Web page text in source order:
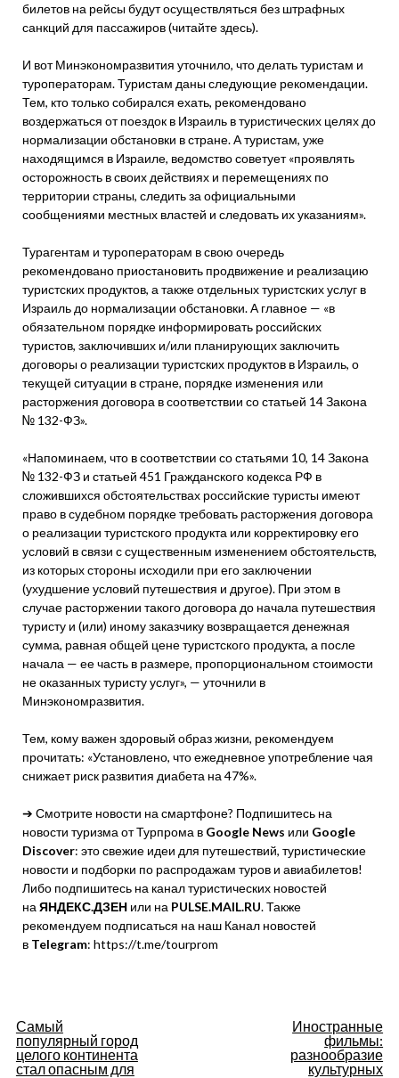
билетов на рейсы будут осуществляться без штрафных
санкций для пассажиров (читайте здесь).
И вот Минэкономразвития уточнило, что делать туристам и
туроператорам. Туристам даны следующие рекомендации.
Тем, кто только собирался ехать, рекомендовано
воздержаться от поездок в Израиль в туристических целях до
нормализации обстановки в стране. А туристам, уже
находящимся в Израиле, ведомство советует «проявлять
осторожность в своих действиях и перемещениях по
территории страны, следить за официальными
сообщениями местных властей и следовать их указаниям».
Турагентам и туроператорам в свою очередь
рекомендовано приостановить продвижение и реализацию
туристских продуктов, а также отдельных туристских услуг в
Израиль до нормализации обстановки. А главное — «в
обязательном порядке информировать российских
туристов, заключивших и/или планирующих заключить
договоры о реализации туристских продуктов в Израиль, о
текущей ситуации в стране, порядке изменения или
расторжения договора в соответствии со статьей 14 Закона
№ 132-ФЗ».
«Напоминаем, что в соответствии со статьями 10, 14 Закона
№ 132-ФЗ и статьей 451 Гражданского кодекса РФ в
сложившихся обстоятельствах российские туристы имеют
право в судебном порядке требовать расторжения договора
о реализации туристского продукта или корректировку его
условий в связи с существенным изменением обстоятельств,
из которых стороны исходили при его заключении
(ухудшение условий путешествия и другое). При этом в
случае расторжении такого договора до начала путешествия
туристу и (или) иному заказчику возвращается денежная
сумма, равная общей цене туристского продукта, а после
начала — ее часть в размере, пропорциональном стоимости
не оказанных туристу услуг», — уточнили в
Минэкономразвития.
Тем, кому важен здоровый образ жизни, рекомендуем
прочитать: «Установлено, что ежедневное употребление чая
снижает риск развития диабета на 47%».
➔ Смотрите новости на смартфоне? Подпишитесь на
новости туризма от Турпрома в Google News или Google
Discover: это свежие идеи для путешествий, туристические
новости и подборки по распродажам туров и авиабилетов!
Либо подпишитесь на канал туристических новостей
на ЯНДЕКС.ДЗЕН или на PULSE.MAIL.RU. Также
рекомендуем подписаться на наш Канал новостей
в Telegram: https://t.me/tourprom
Навигация
по
Самый
популярный город
целого континента
стал опасным для
Иностранные
фильмы:
разнообразие
культурных